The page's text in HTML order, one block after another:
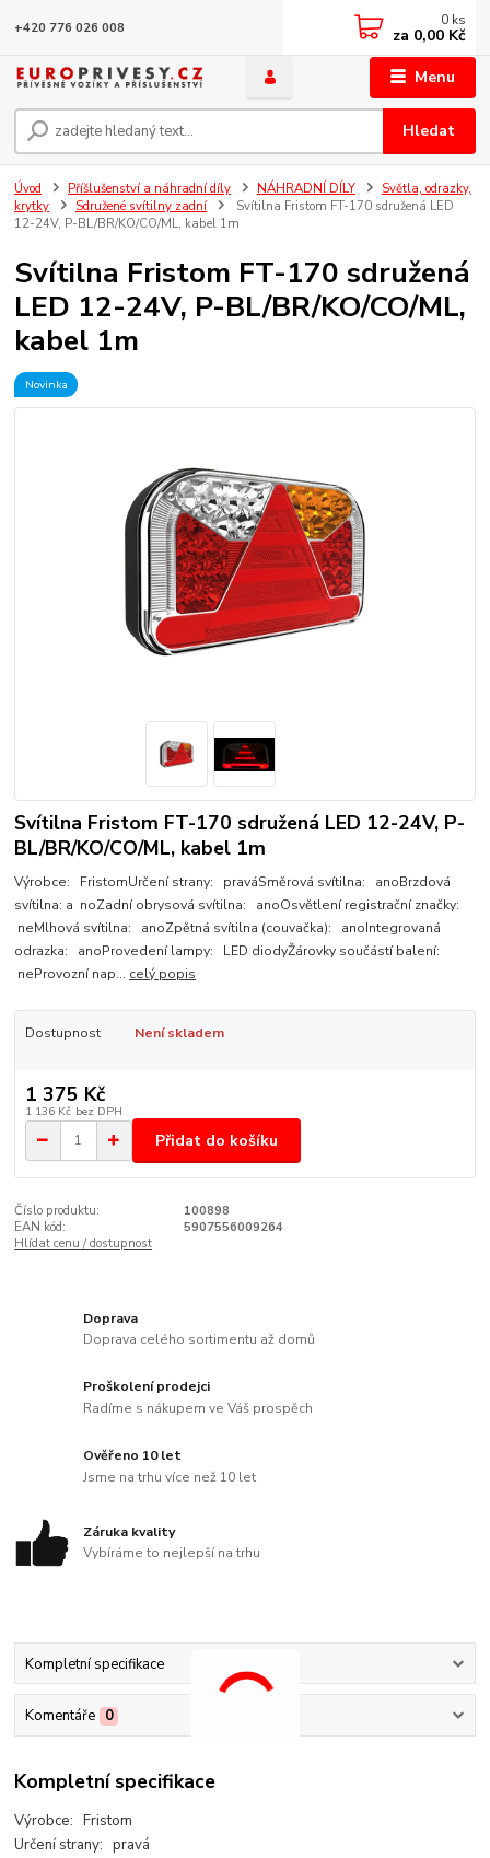
Menu
Hledat
+420 776 026 008 0 ks
za 0,00 Kč
Úvod Příšlušenství a náhradní díly NÁHRADNÍ DÍLY
Světla, odrazky,
krytky
Sdružené svítilny zadní
Svítilna Fristom FT-170 sdružená LED
12-24V, P-BL/BR/KO/CO/ML, kabel 1m
Svítilna Fristom FT-170 sdružená
LED 12-24V, P-BL/BR/KO/CO/ML,
kabel 1m
Novinka
Svítilna Fristom FT-170 sdružená LED 12-24V, P-
BL/BR/KO/CO/ML, kabel 1m
Výrobce: FristomUrčení strany: praváSměrová svítilna: anoBrzdová
svítilna: a noZadní obrysová svítilna: anoOsvětlení registrační značky:
neMlhová svítilna: anoZpětná svítilna (couvačka): anoIntegrovaná
odrazka: anoProvedení lampy: LED diodyŽárovky součástí balení:
neProvozní nap... celý popis
Dostupnost Není skladem
1 375 Kč
1 136 Kč bez DPH
Přidat do košíku
Číslo produktu:
100898
EAN kód:
5907556009264
Hlídat cenu / dostupnost
Doprava
Doprava celého sortimentu až domů
Proškolení prodejci
Radíme s nákupem ve Váš prospěch
Ověřeno 10 let
Jsme na trhu více než 10 let
Záruka kvality
Vybíráme to nejlepší na trhu
Kompletní specifikace
Komentáře 0
Kompletní specifikace
Výrobce: Fristom
Určení strany: pravá